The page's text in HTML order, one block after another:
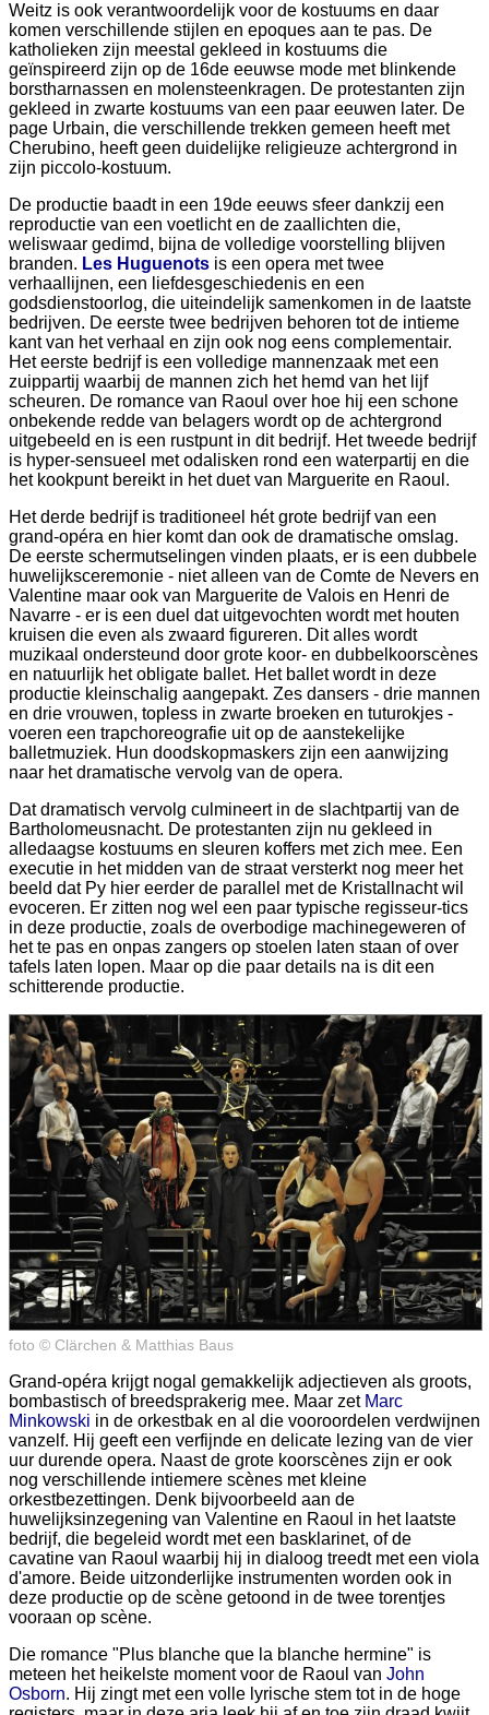
Weitz is ook verantwoordelijk voor de kostuums en daar
komen verschillende stijlen en epoques aan te pas. De
katholieken zijn meestal gekleed in kostuums die
geïnspireerd zijn op de 16de eeuwse mode met blinkende
borstharnassen en molensteenkragen. De protestanten zijn
gekleed in zwarte kostuums van een paar eeuwen later. De
page Urbain, die verschillende trekken gemeen heeft met
Cherubino, heeft geen duidelijke religieuze achtergrond in
zijn piccolo-kostuum.
De productie baadt in een 19de eeuws sfeer dankzij een
reproductie van een voetlicht en de zaallichten die,
weliswaar gedimd, bijna de volledige voorstelling blijven
branden. Les Huguenots is een opera met twee
verhaallijnen, een liefdesgeschiedenis en een
godsdienstoorlog, die uiteindelijk samenkomen in de laatste
bedrijven. De eerste twee bedrijven behoren tot de intieme
kant van het verhaal en zijn ook nog eens complementair.
Het eerste bedrijf is een volledige mannenzaak met een
zuippartij waarbij de mannen zich het hemd van het lijf
scheuren. De romance van Raoul over hoe hij een schone
onbekende redde van belagers wordt op de achtergrond
uitgebeeld en is een rustpunt in dit bedrijf. Het tweede bedrijf
is hyper-sensueel met odalisken rond een waterpartij en die
het kookpunt bereikt in het duet van Marguerite en Raoul.
Het derde bedrijf is traditioneel hét grote bedrijf van een
grand-opéra en hier komt dan ook de dramatische omslag.
De eerste schermutselingen vinden plaats, er is een dubbele
huwelijksceremonie - niet alleen van de Comte de Nevers en
Valentine maar ook van Marguerite de Valois en Henri de
Navarre - er is een duel dat uitgevochten wordt met houten
kruisen die even als zwaard figureren. Dit alles wordt
muzikaal ondersteund door grote koor- en dubbelkoorscènes
en natuurlijk het obligate ballet. Het ballet wordt in deze
productie kleinschalig aangepakt. Zes dansers - drie mannen
en drie vrouwen, topless in zwarte broeken en tuturokjes -
voeren een trapchoreografie uit op de aanstekelijke
balletmuziek. Hun doodskopmaskers zijn een aanwijzing
naar het dramatische vervolg van de opera.
Dat dramatisch vervolg culmineert in de slachtpartij van de
Bartholomeusnacht. De protestanten zijn nu gekleed in
alledaagse kostuums en sleuren koffers met zich mee. Een
executie in het midden van de straat versterkt nog meer het
beeld dat Py hier eerder de parallel met de Kristallnacht wil
evoceren. Er zitten nog wel een paar typische regisseur-tics
in deze productie, zoals de overbodige machinegeweren of
het te pas en onpas zangers op stoelen laten staan of over
tafels laten lopen. Maar op die paar details na is dit een
schitterende productie.
foto © Clärchen & Matthias Baus
Grand-opéra krijgt nogal gemakkelijk adjectieven als groots,
bombastisch of breedsprakerig mee. Maar zet Marc
Minkowski in de orkestbak en al die vooroordelen verdwijnen
vanzelf. Hij geeft een verfijnde en delicate lezing van de vier
uur durende opera. Naast de grote koorscènes zijn er ook
nog verschillende intiemere scènes met kleine
orkestbezettingen. Denk bijvoorbeeld aan de
huwelijksinzegening van Valentine en Raoul in het laatste
bedrijf, die begeleid wordt met een basklarinet, of de
cavatine van Raoul waarbij hij in dialoog treedt met een viola
d'amore. Beide uitzonderlijke instrumenten worden ook in
deze productie op de scène getoond in de twee torentjes
vooraan op scène.
Die romance "Plus blanche que la blanche hermine" is
meteen het heikelste moment voor de Raoul van John
Osborn. Hij zingt met een volle lyrische stem tot in de hoge